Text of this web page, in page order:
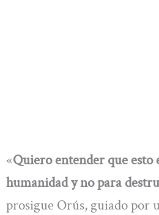
«Quiero entender que esto
humanidad y no para
prosigue Orús, guiado por